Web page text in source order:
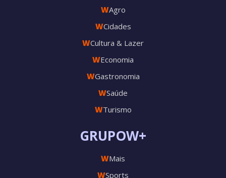
GRUPOW+
WMais
WSports
WAgro
WCidades
WCultura & Lazer
WEconomia
WGastronomia
WSaúde
WTurismo